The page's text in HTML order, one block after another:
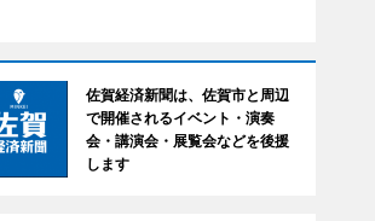
佐賀経済新聞は、佐賀市と周辺
で開催されるイベント・演奏
会・講演会・展覧会などを後援
します